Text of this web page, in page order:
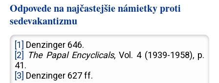
Odpovede na najčastejšie námietky proti
sedevakantizmu
[1] Denzinger 646.
[2]
The Papal Encyclicals, Vol. 4 (1939-1958), p.
41.
[3] Denzinger 627 ff.